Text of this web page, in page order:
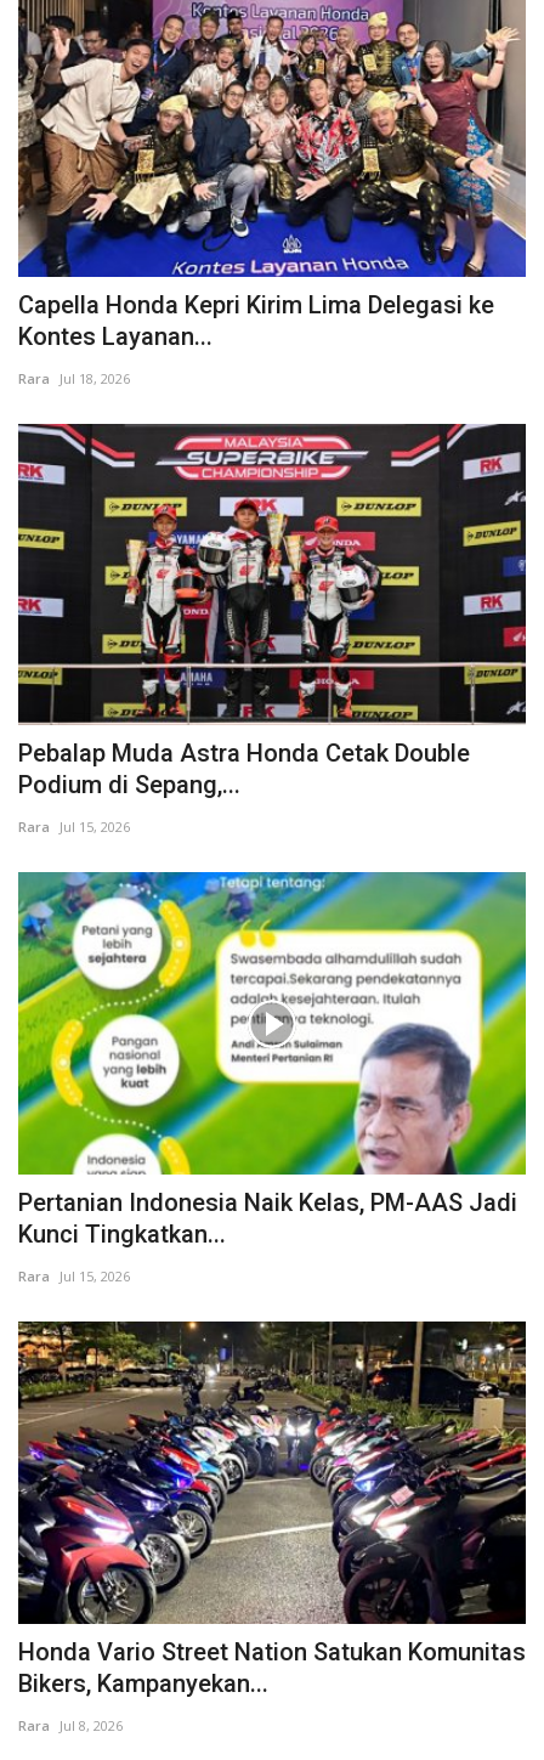
Capella Honda Kepri Kirim Lima Delegasi ke
Kontes Layanan...
Rara Jul 18, 2026
Pebalap Muda Astra Honda Cetak Double
Podium di Sepang,...
Rara Jul 15, 2026
Pertanian Indonesia Naik Kelas, PM-AAS Jadi
Kunci Tingkatkan...
Rara Jul 15, 2026
Honda Vario Street Nation Satukan Komunitas
Bikers, Kampanyekan...
Rara Jul 8, 2026